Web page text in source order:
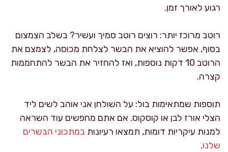
רגוע לאורך זמן.
רוטב מרוכז יותר: רוצים רוטב סמיך ועשיר? בשלב הצמצום
בסוף, אפשר להוציא את הבשר לצלחת מכוסה, לצמצם את
הרוטב 10 דקות נוספות, ואז להחזיר את הבשר להתחממות
קצרה.
תוספות שמתאימות בול: על השולחן אני אוהב לשים ליד
הצלי אורז לבן או קוסקוס. אם אתם מחפשים עוד השראה
למנות עיקריות דומות, תמצאו רעיונות במתכוני הבשרים
שלנו.